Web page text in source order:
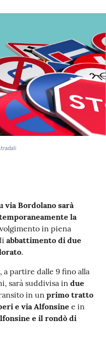
via Bordolano sarà
la
in piena
abbattimento di due
.
partire dalle 9 fino alla
sarà suddivisa in due
in un primo tratto
e via Alfonsine e in
e il rondò di